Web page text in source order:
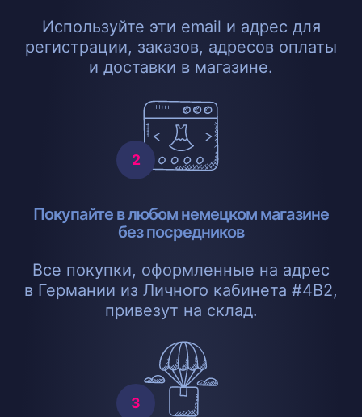
Используйте эти email и адрес для
регистрации, заказов, адресов оплаты
и доставки в магазине.
Покупайте в любом немецком магазине
без посредников
Все покупки, оформленные на адрес
в Германии из Личного кабинета #4B2,
привезут на склад.